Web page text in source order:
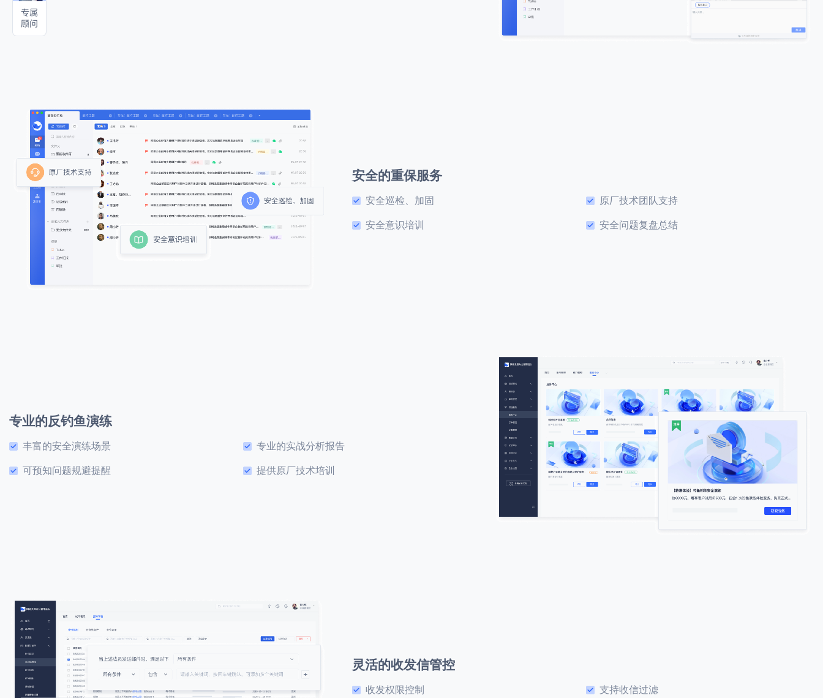
安全的重保服务
安全巡检、加固 原厂技术团队支持
安全意识培训 安全问题复盘总结
专业的反钓鱼演练
丰富的安全演练场景 专业的实战分析报告
可预知问题规避提醒 提供原厂技术培训
灵活的收发信管控
收发权限控制 支持收信过滤